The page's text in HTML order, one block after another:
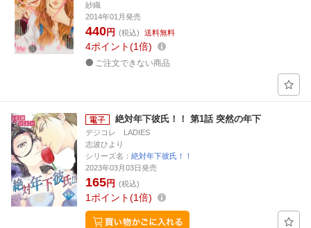
紗織
2014年01月発売
440円 (税込) 送料無料
4ポイント 1倍
ご注文できない商品
絶対年下彼氏！！ 第1話 突然の年下
デジコレ LADIES
志波ひより
シリーズ名： 絶対年下彼氏！！
2023年03月03日発売
165円 (税込)
1 ポイント 1倍